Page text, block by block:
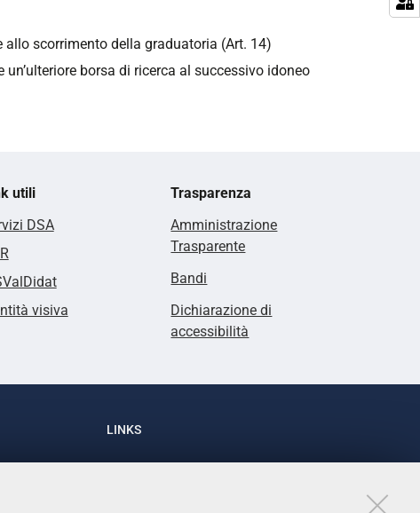
scorrimento della graduatoria (Art. 14)
borsa di ricerca al successivo idoneo
utili
DSA
visiva
Trasparenza
Amministrazione
Trasparente
Bandi
Dichiarazione di
accessibilità
LINKS
Accessibilità